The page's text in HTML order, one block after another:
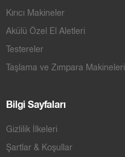
Kırıcı Makineler
Akülü Özel El Aletleri
Testereler
Taşlama ve Zımpara Makineleri
Bilgi Sayfaları
Gizlilik İlkeleri
Şartlar & Koşullar